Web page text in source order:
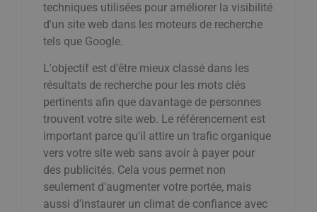
techniques utilisées pour améliorer la visibilité
d'un site web dans les moteurs de recherche
tels que Google.
L'objectif est d'être mieux classé dans les
résultats de recherche pour les mots clés
pertinents afin que davantage de personnes
trouvent votre site web. Le référencement est
important parce qu'il attire un trafic organique
vers votre site web sans avoir à payer pour
des publicités. Cela vous permet non
seulement d'augmenter votre portée, mais
aussi d'instaurer un climat de confiance avec